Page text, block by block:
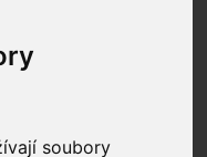
soubory